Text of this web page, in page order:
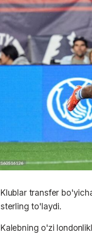
Klublar transfer
sterling to'laydi.
Kalebning o'zi